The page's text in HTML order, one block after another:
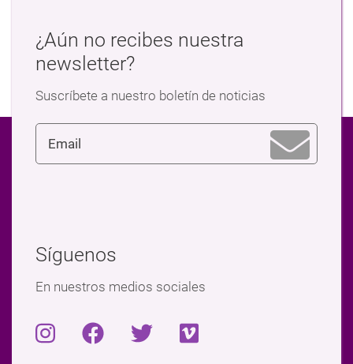
¿Aún no recibes nuestra
newsletter?
Suscríbete a nuestro boletín de noticias
Síguenos
En nuestros medios sociales